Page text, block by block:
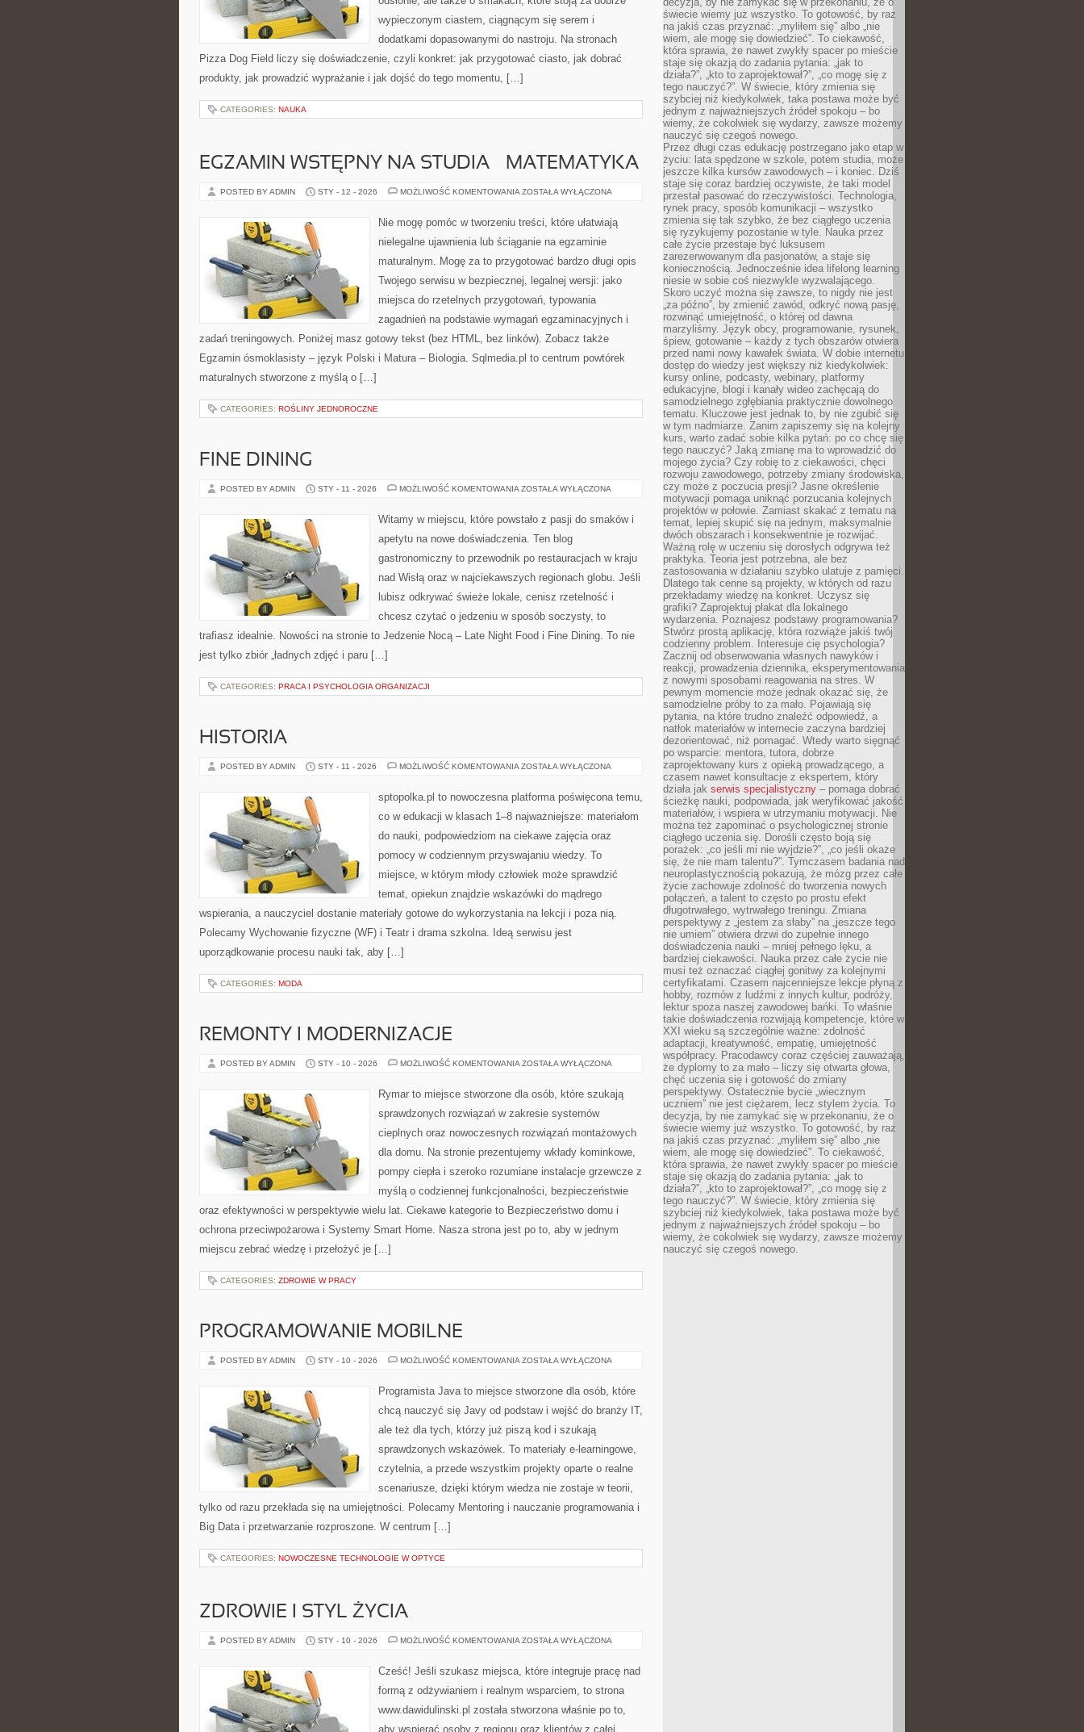
wypieczonym ciastem, ciągnącym się serem i
dodatkami dopasowanymi do nastroju. Na stronach
Pizza Dog Field liczy się doświadczenie, czyli konkret: jak przygotować ciasto, jak dobrać
produkty, jak prowadzić wyprażanie i jak dojść do tego momentu, […]
CATEGORIES: NAUKA
EGZAMIN WSTĘPNY NA STUDIA – MATEMATYKA
POSTED BY ADMIN STY - 12 - 2026 MOŻLIWOŚĆ KOMENTOWANIA EGZAMIN
STUDIA
–
ZOSTAŁA WYŁĄCZONA
Nie mogę pomóc w tworzeniu treści, które ułatwiają
nielegalne ujawnienia lub ściąganie na egzaminie
maturalnym. Mogę za to przygotować bardzo długi opis
Twojego serwisu w bezpiecznej, legalnej wersji: jako
miejsca do rzetelnych przygotowań, typowania
zagadnień na podstawie wymagań egzaminacyjnych i
zadań treningowych. Poniżej masz gotowy tekst (bez HTML, bez linków). Zobacz także
Egzamin ósmoklasisty – język Polski i Matura – Biologia. Sqlmedia.pl to centrum powtórek
maturalnych stworzone z myślą o […]
CATEGORIES: ROŚLINY JEDNOROCZNE
FINE DINING
POSTED BY ADMIN STY - 11 - 2026 MOŻLIWOŚĆ KOMENTOWANIA FINE
ZOSTAŁA WYŁĄCZONA
Witamy w miejscu, które powstało z pasji do smaków i
apetytu na nowe doświadczenia. Ten blog
gastronomiczny to przewodnik po restauracjach w kraju
nad Wisłą oraz w najciekawszych regionach globu. Jeśli
lubisz odkrywać świeże lokale, cenisz rzetelność i
chcesz czytać o jedzeniu w sposób soczysty, to
trafiasz idealnie. Nowości na stronie to Jedzenie Nocą – Late Night Food i Fine Dining. To nie
jest tylko zbiór „ładnych zdjęć i paru […]
CATEGORIES: PRACA I PSYCHOLOGIA ORGANIZACJI
HISTORIA
POSTED BY ADMIN STY - 11 - 2026 MOŻLIWOŚĆ KOMENTOWANIA HISTORIA
ZOSTAŁA WYŁĄCZONA
sptopolka.pl to nowoczesna platforma poświęcona temu,
co w edukacji w klasach 1–8 najważniejsze: materiałom
do nauki, podpowiedziom na ciekawe zajęcia oraz
pomocy w codziennym przyswajaniu wiedzy. To
miejsce, w którym młody człowiek może sprawdzić
temat, opiekun znajdzie wskazówki do mądrego
wspierania, a nauczyciel dostanie materiały gotowe do wykorzystania na lekcji i poza nią.
Polecamy Wychowanie fizyczne (WF) i Teatr i drama szkolna. Ideą serwisu jest
uporządkowanie procesu nauki tak, aby […]
CATEGORIES: MODA
REMONTY I MODERNIZACJE
POSTED BY ADMIN STY - 10 - 2026 MOŻLIWOŚĆ KOMENTOWANIA REMONTY
ZOSTAŁA WYŁĄCZONA
Rymar to miejsce stworzone dla osób, które szukają
sprawdzonych rozwiązań w zakresie systemów
cieplnych oraz nowoczesnych rozwiązań montażowych
dla domu. Na stronie prezentujemy wkłady kominkowe,
pompy ciepła i szeroko rozumiane instalacje grzewcze z
myślą o codziennej funkcjonalności, bezpieczeństwie
oraz efektywności w perspektywie wielu lat. Ciekawe kategorie to Bezpieczeństwo domu i
ochrona przeciwpożarowa i Systemy Smart Home. Nasza strona jest po to, aby w jednym
miejscu zebrać wiedzę i przełożyć je […]
CATEGORIES: ZDROWIE W PRACY
PROGRAMOWANIE MOBILNE
POSTED BY ADMIN STY - 10 - 2026 MOŻLIWOŚĆ KOMENTOWANIA PROGRAMOWANIE
ZOSTAŁA WYŁĄCZONA
Programista Java to miejsce stworzone dla osób, które
chcą nauczyć się Javy od podstaw i wejść do branży IT,
ale też dla tych, którzy już piszą kod i szukają
sprawdzonych wskazówek. To materiały e-learningowe,
czytelnia, a przede wszystkim projekty oparte o realne
scenariusze, dzięki którym wiedza nie zostaje w teorii,
tylko od razu przekłada się na umiejętności. Polecamy Mentoring i nauczanie programowania i
Big Data i przetwarzanie rozproszone. W centrum […]
CATEGORIES: NOWOCZESNE TECHNOLOGIE W OPTYCE
ZDROWIE I STYL ŻYCIA
POSTED BY ADMIN STY - 10 - 2026 MOŻLIWOŚĆ KOMENTOWANIA ZDROWIE
ŻYCIA
ZOSTAŁA WYŁĄCZONA
Cześć! Jeśli szukasz miejsca, które integruje pracę nad
formą z odżywianiem i realnym wsparciem, to strona
www.dawidulinski.pl została stworzona właśnie po to,
aby wspierać osoby z regionu oraz klientów z całej
świecie wiemy już wszystko. To gotowość, by raz
na jakiś czas przyznać: „myliłem się” albo „nie
wiem, ale mogę się dowiedzieć”. To ciekawość,
która sprawia, że nawet zwykły spacer po mieście
staje się okazją do zadania pytania: „jak to
działa?”, „kto to zaprojektował?”, „co mogę się z
tego nauczyć?”. W świecie, który zmienia się
szybciej niż kiedykolwiek, taka postawa może być
jednym z najważniejszych źródeł spokoju – bo
wiemy, że cokolwiek się wydarzy, zawsze możemy
nauczyć się czegoś nowego.
Przez długi czas edukację postrzegano jako etap w
życiu: lata spędzone w szkole, potem studia, może
jeszcze kilka kursów zawodowych – i koniec. Dziś
staje się coraz bardziej oczywiste, że taki model
przestał pasować do rzeczywistości. Technologia,
rynek pracy, sposób komunikacji – wszystko
zmienia się tak szybko, że bez ciągłego uczenia
się ryzykujemy pozostanie w tyle. Nauka przez
całe życie przestaje być luksusem
zarezerwowanym dla pasjonatów, a staje się
koniecznością. Jednocześnie idea lifelong learning
niesie w sobie coś niezwykle wyzwalającego.
Skoro uczyć można się zawsze, to nigdy nie jest
„za późno”, by zmienić zawód, odkryć nową pasję,
rozwinąć umiejętność, o której od dawna
marzyliśmy. Język obcy, programowanie, rysunek,
śpiew, gotowanie – każdy z tych obszarów otwiera
przed nami nowy kawałek świata. W dobie internetu
dostęp do wiedzy jest większy niż kiedykolwiek:
kursy online, podcasty, webinary, platformy
edukacyjne, blogi i kanały wideo zachęcają do
samodzielnego zgłębiania praktycznie dowolnego
tematu. Kluczowe jest jednak to, by nie zgubić się
w tym nadmiarze. Zanim zapiszemy się na kolejny
kurs, warto zadać sobie kilka pytań: po co chcę się
tego nauczyć? Jaką zmianę ma to wprowadzić do
mojego życia? Czy robię to z ciekawości, chęci
rozwoju zawodowego, potrzeby zmiany środowiska,
czy może z poczucia presji? Jasne określenie
motywacji pomaga uniknąć porzucania kolejnych
projektów w połowie. Zamiast skakać z tematu na
temat, lepiej skupić się na jednym, maksymalnie
dwóch obszarach i konsekwentnie je rozwijać.
Ważną rolę w uczeniu się dorosłych odgrywa też
praktyka. Teoria jest potrzebna, ale bez
zastosowania w działaniu szybko ulatuje z pamięci.
Dlatego tak cenne są projekty, w których od razu
przekładamy wiedzę na konkret. Uczysz się
grafiki? Zaprojektuj plakat dla lokalnego
wydarzenia. Poznajesz podstawy programowania?
Stwórz prostą aplikację, która rozwiąże jakiś twój
codzienny problem. Interesuje cię psychologia?
Zacznij od obserwowania własnych nawyków i
reakcji, prowadzenia dziennika, eksperymentowania
z nowymi sposobami reagowania na stres. W
pewnym momencie może jednak okazać się, że
samodzielne próby to za mało. Pojawiają się
pytania, na które trudno znaleźć odpowiedź, a
natłok materiałów w internecie zaczyna bardziej
dezorientować, niż pomagać. Wtedy warto sięgnąć
po wsparcie: mentora, tutora, dobrze
zaprojektowany kurs z opieką prowadzącego, a
czasem nawet konsultacje z ekspertem, który
działa jak serwis specjalistyczny – pomaga dobrać
ścieżkę nauki, podpowiada, jak weryfikować jakość
materiałów, i wspiera w utrzymaniu motywacji. Nie
można też zapominać o psychologicznej stronie
ciągłego uczenia się. Dorośli często boją się
porażek: „co jeśli mi nie wyjdzie?”, „co jeśli okaże
się, że nie mam talentu?”. Tymczasem badania nad
neuroplastycznością pokazują, że mózg przez całe
życie zachowuje zdolność do tworzenia nowych
połączeń, a talent to często po prostu efekt
długotrwałego, wytrwałego treningu. Zmiana
perspektywy z „jestem za słaby” na „jeszcze tego
nie umiem” otwiera drzwi do zupełnie innego
doświadczenia nauki – mniej pełnego lęku, a
bardziej ciekawości. Nauka przez całe życie nie
musi też oznaczać ciągłej gonitwy za kolejnymi
certyfikatami. Czasem najcenniejsze lekcje płyną z
hobby, rozmów z ludźmi z innych kultur, podróży,
lektur spoza naszej zawodowej bańki. To właśnie
takie doświadczenia rozwijają kompetencje, które w
XXI wieku są szczególnie ważne: zdolność
adaptacji, kreatywność, empatię, umiejętność
współpracy. Pracodawcy coraz częściej zauważają,
że dyplomy to za mało – liczy się otwarta głowa,
chęć uczenia się i gotowość do zmiany
perspektywy. Ostatecznie bycie „wiecznym
uczniem” nie jest ciężarem, lecz stylem życia. To
decyzja, by nie zamykać się w przekonaniu, że o
świecie wiemy już wszystko. To gotowość, by raz
na jakiś czas przyznać: „myliłem się” albo „nie
wiem, ale mogę się dowiedzieć”. To ciekawość,
która sprawia, że nawet zwykły spacer po mieście
staje się okazją do zadania pytania: „jak to
działa?”, „kto to zaprojektował?”, „co mogę się z
tego nauczyć?”. W świecie, który zmienia się
szybciej niż kiedykolwiek, taka postawa może być
jednym z najważniejszych źródeł spokoju – bo
wiemy, że cokolwiek się wydarzy, zawsze możemy
nauczyć się czegoś nowego.